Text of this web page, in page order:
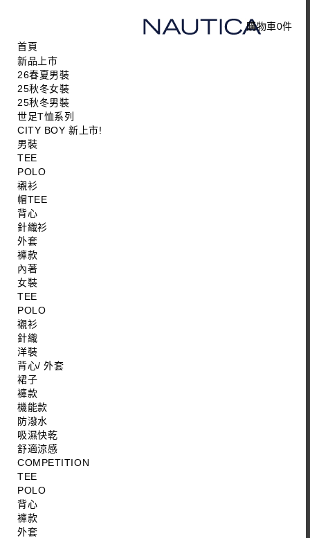
購物車0件
首頁
新品上市
26春夏男裝
25秋冬女裝
25秋冬男裝
世足T恤系列
CITY BOY 新上市!
男裝
TEE
POLO
襯衫
帽TEE
背心
針織衫
外套
褲款
內著
女裝
TEE
POLO
襯衫
針織
洋裝
背心/ 外套
裙子
褲款
機能款
防潑水
吸濕快乾
舒適涼感
COMPETITION
TEE
POLO
背心
褲款
外套